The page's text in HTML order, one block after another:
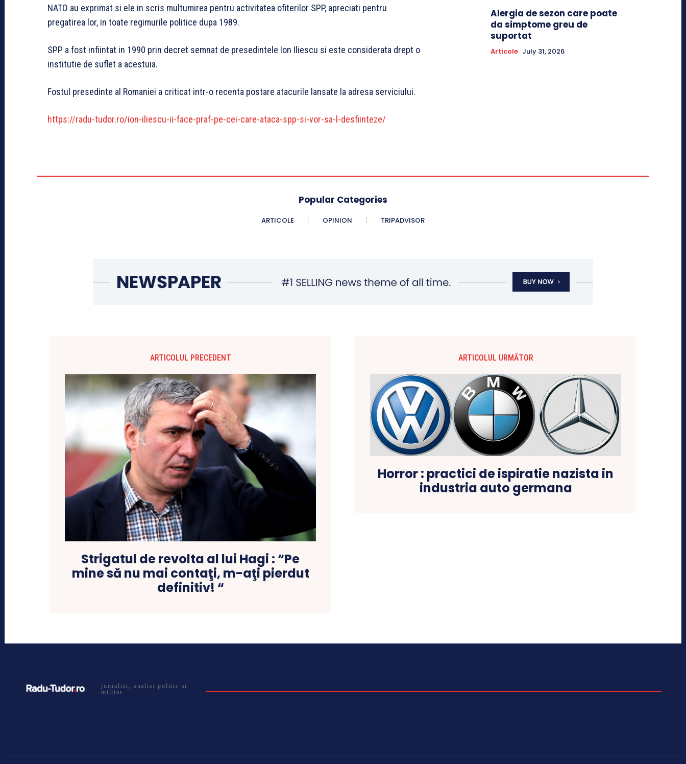
NATO au exprimat si ele in scris multumirea pentru activitatea ofiterilor SPP, apreciati pentru
pregatirea lor, in toate regimurile politice dupa 1989.
SPP a fost infiintat in 1990 prin decret semnat de presedintele Ion Iliescu si este considerata drept o
institutie de suflet a acestuia.
Fostul presedinte al Romaniei a criticat intr-o recenta postare atacurile lansate la adresa serviciului.
https://radu-tudor.ro/ion-iliescu-ii-face-praf-pe-cei-care-ataca-spp-si-vor-sa-l-desfiinteze/
Alergia de sezon care poate
da simptome greu de
suportat
Articole July 31, 2026
Popular Categories
ARTICOLE OPINION TRIPADVISOR
ARTICOLUL PRECEDENT
Strigatul de revolta al lui Hagi : “Pe
mine să nu mai contaţi, m-aţi pierdut
definitiv! “
ARTICOLUL URMĂTOR
Horror : practici de ispiratie nazista in
industria auto germana
jurnalist, analist politic si
militar